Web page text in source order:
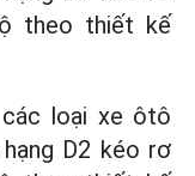
theo thiết kế
loại xe ôtô
D2 kéo rơ